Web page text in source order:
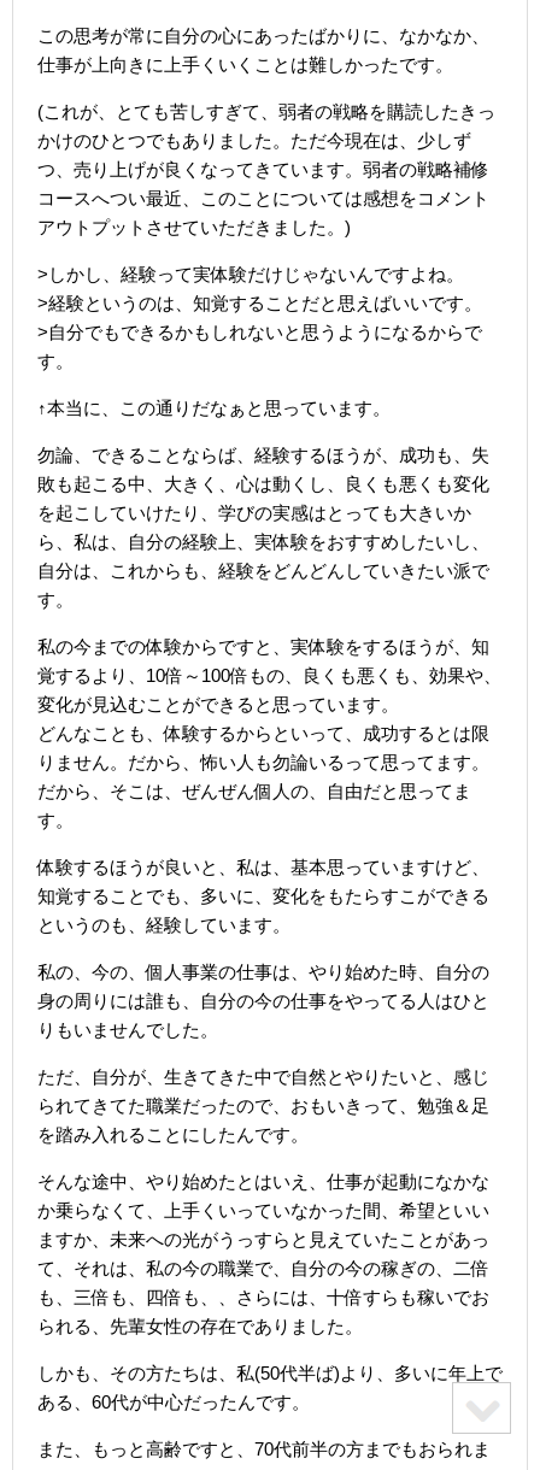
この思考が常に自分の心にあったばかりに、なかなか、
仕事が上向きに上手くいくことは難しかったです。
(これが、とても苦しすぎて、弱者の戦略を購読したきっ
かけのひとつでもありました。ただ今現在は、少しず
つ、売り上げが良くなってきています。弱者の戦略補修
コースへつい最近、このことについては感想をコメント
アウトプットさせていただきました。)
>しかし、経験って実体験だけじゃないんですよね。
>経験というのは、知覚することだと思えばいいです。
>自分でもできるかもしれないと思うようになるからで
す。
↑本当に、この通りだなぁと思っています。
勿論、できることならば、経験するほうが、成功も、失
敗も起こる中、大きく、心は動くし、良くも悪くも変化
を起こしていけたり、学びの実感はとっても大きいか
ら、私は、自分の経験上、実体験をおすすめしたいし、
自分は、これからも、経験をどんどんしていきたい派で
す。
私の今までの体験からですと、実体験をするほうが、知
覚するより、10倍～100倍もの、良くも悪くも、効果や、
変化が見込むことができると思っています。
どんなことも、体験するからといって、成功するとは限
りません。だから、怖い人も勿論いるって思ってます。
だから、そこは、ぜんぜん個人の、自由だと思ってま
す。
体験するほうが良いと、私は、基本思っていますけど、
知覚することでも、多いに、変化をもたらすこができる
というのも、経験しています。
私の、今の、個人事業の仕事は、やり始めた時、自分の
身の周りには誰も、自分の今の仕事をやってる人はひと
りもいませんでした。
ただ、自分が、生きてきた中で自然とやりたいと、感じ
られてきてた職業だったので、おもいきって、勉強＆足
を踏み入れることにしたんです。
そんな途中、やり始めたとはいえ、仕事が起動になかな
か乗らなくて、上手くいっていなかった間、希望といい
ますか、未来への光がうっすらと見えていたことがあっ
て、それは、私の今の職業で、自分の今の稼ぎの、二倍
も、三倍も、四倍も、、さらには、十倍すらも稼いでお
られる、先輩女性の存在でありました。
しかも、その方たちは、私(50代半ば)より、多いに年上で
ある、60代が中心だったんです。
また、もっと高齢ですと、70代前半の方までもおられま